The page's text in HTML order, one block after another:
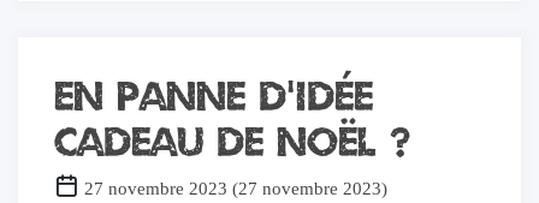
En panne d’idée
cadeau de noël ?
27 novembre 2023 (27 novembre 2023)